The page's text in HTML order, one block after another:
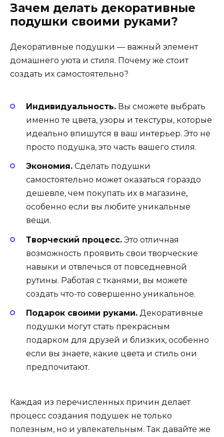
Зачем делать декоративные
подушки своими руками?
Декоративные подушки — важный элемент
домашнего уюта и стиля. Почему же стоит
создать их самостоятельно?
Индивидуальность. Вы сможете выбрать
именно те цвета, узоры и текстуры, которые
идеально впишутся в ваш интерьер. Это не
просто подушка, это часть вашего стиля.
Экономия. Сделать подушки
самостоятельно может оказаться гораздо
дешевле, чем покупать их в магазине,
особенно если вы любите уникальные
вещи.
Творческий процесс. Это отличная
возможность проявить свои творческие
навыки и отвлечься от повседневной
рутины. Работая с тканями, вы можете
создать что-то совершенно уникальное.
Подарок своими руками. Декоративные
подушки могут стать прекрасным
подарком для друзей и близких, особенно
если вы знаете, какие цвета и стиль они
предпочитают.
Каждая из перечисленных причин делает
процесс создания подушек не только
полезным, но и увлекательным. Так давайте же